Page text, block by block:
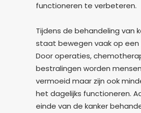
functioneren te verbeteren.
Tijdens de behandeling van
staat bewegen vaak op een
Door operaties,
bestralingen worden
vermoeid maar zijn ook
het dagelijks functioneren.
einde van de kanker